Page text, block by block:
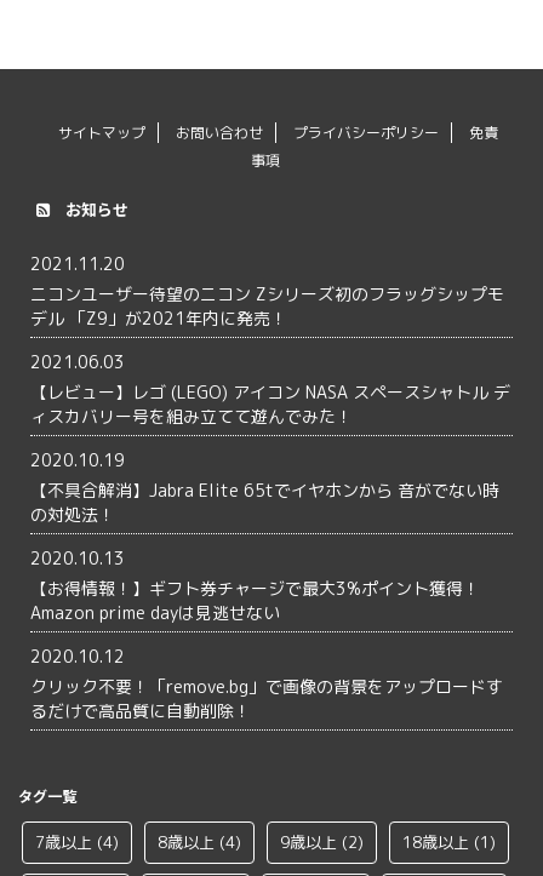
サイトマップ お問い合わせ プライバシーポリシー
免責
事項
お知らせ
2021.11.20
ニコンユーザー待望のニコン Zシリーズ初のフラッグシップモ
デル 「Z9」が2021年内に発売！
2021.06.03
【レビュー】レゴ (LEGO) アイコン NASA スペースシャトル デ
ィスカバリー号を組み立てて遊んでみた！
2020.10.19
【不具合解消】Jabra Elite 65tでイヤホンから 音がでない時
の対処法！
2020.10.13
【お得情報！】ギフト券チャージで最大3%ポイント獲得！
Amazon prime dayは見逃せない
2020.10.12
クリック不要！「remove.bg」で画像の背景をアップロードす
るだけで高品質に自動削除！
タグ一覧
7歳以上 (4) 8歳以上 (4) 9歳以上 (2) 18歳以上 (1)